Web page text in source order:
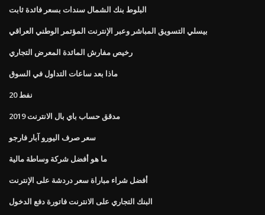
البلوط بنك الشمال سندات بسعر فائدة ثابت
بيسلي التسويق المباشر وعبر الإنترنت المؤتمر الوطني العراقي
رخيص مفارش المائدة المعرض التجاري
ماذا بعد ساعات التداول في السوق
20 نفط
مدقق حساب باي بال الانترنت 2019
سعر صرف اليورو آبار فارجو
ما هو أفضل شركة وساطة مالية
أفضل شراء مباراة سعر دردشة على الإنترنت
البنك التجاري على الانترنت فاتورة دفع الدخول